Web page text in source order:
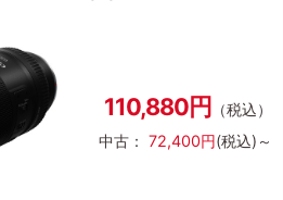
110,880円
（税込）
中古： 72,400円(税込)～